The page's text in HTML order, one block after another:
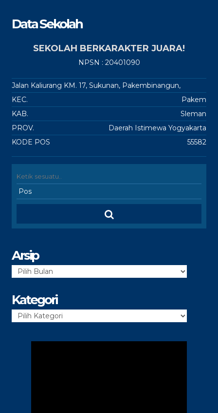
Data Sekolah
SEKOLAH BERKARAKTER JUARA!
NPSN : 20401090
Jalan Kaliurang KM. 17, Sukunan, Pakembinangun,
KEC.
Pakem
KAB.
Sleman
PROV.
Daerah Istimewa Yogyakarta
KODE POS
55582
Arsip
Arsip
Kategori
Kategori